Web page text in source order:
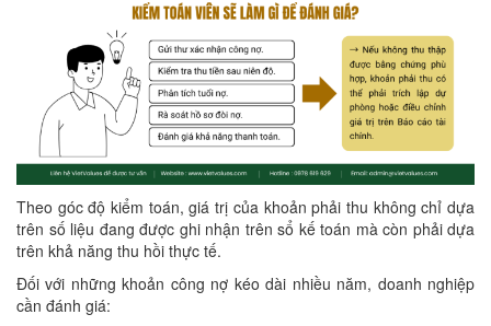
Theo góc độ kiểm toán, giá trị của khoản phải thu không chỉ dựa
trên số liệu đang được ghi nhận trên sổ kế toán mà còn phải dựa
trên khả năng thu hồi thực tế.
Đối với những khoản công nợ kéo dài nhiều năm, doanh nghiệp
cần đánh giá: